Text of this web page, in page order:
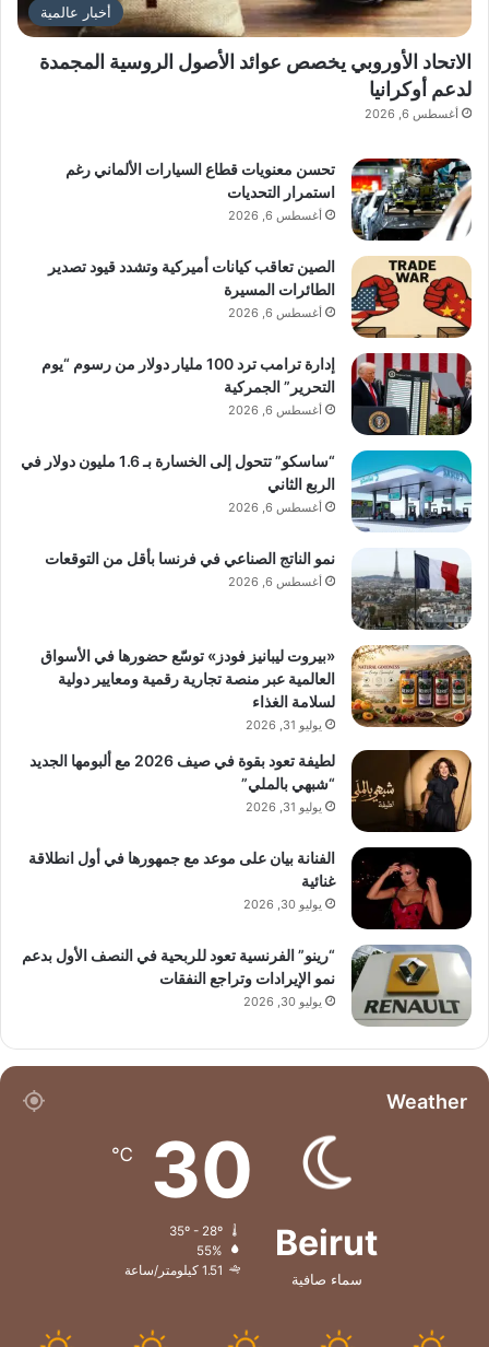
أخبار عالمية
الاتحاد الأوروبي يخصص عوائد الأصول الروسية المجمدة
لدعم أوكرانيا
أغسطس 6, 2026
تحسن معنويات قطاع السيارات الألماني رغم
استمرار التحديات
أغسطس 6, 2026
الصين تعاقب كيانات أميركية وتشدد قيود تصدير
الطائرات المسيرة
أغسطس 6, 2026
إدارة ترامب ترد 100 مليار دولار من رسوم “يوم
التحرير” الجمركية
أغسطس 6, 2026
“ساسكو” تتحول إلى الخسارة بـ 1.6 مليون دولار في
الربع الثاني
أغسطس 6, 2026
نمو الناتج الصناعي في فرنسا بأقل من التوقعات
أغسطس 6, 2026
«بيروت ليبانيز فودز» توسّع حضورها في الأسواق
العالمية عبر منصة تجارية رقمية ومعايير دولية
لسلامة الغذاء
يوليو 31, 2026
لطيفة تعود بقوة في صيف 2026 مع ألبومها الجديد
“شبهي بالملي”
يوليو 31, 2026
الفنانة بيان على موعد مع جمهورها في أول انطلاقة
غنائية
يوليو 30, 2026
“رينو” الفرنسية تعود للربحية في النصف الأول بدعم
نمو الإيرادات وتراجع النفقات
يوليو 30, 2026
Weather
Beirut
سماء صافية
30
℃
55%
1.51 كيلومتر/ساعة